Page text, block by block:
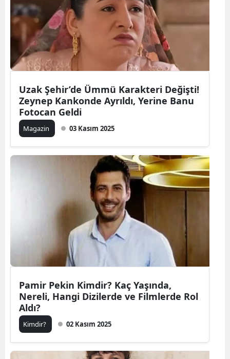
Uzak Şehir’de Ümmü Karakteri Değişti!
Zeynep Kankonde Ayrıldı, Yerine Banu
Fotocan Geldi
Magazin 03 Kasım 2025
Pamir Pekin Kimdir? Kaç Yaşında,
Nereli, Hangi Dizilerde ve Filmlerde Rol
Aldı?
Kimdir? 02 Kasım 2025